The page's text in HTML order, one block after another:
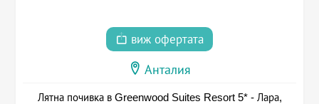
виж офертата
Анталия
Лятна почивка в Greenwood Suites Resort 5* - Лара,